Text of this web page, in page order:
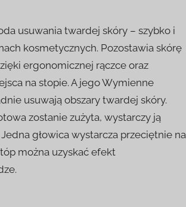
usuwania twardej skóry – szybko i
kosmetycznych. Pozostawia skórę
ergonomicznej rączce oraz
na stopie. A jego Wymienne
usuwają obszary twardej skóry.
zostanie zużyta, wystarczy ją
głowica wystarcza przeciętnie na
można uzyskać efekt